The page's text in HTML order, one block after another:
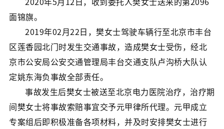
面锦旗。
2019年02月22日，樊女士驾驶车辆行至北京市丰台
区莲香园北门时发生交通事故，造成樊女士受伤，经北
京市公安局公安交通管理局丰台交通支队卢沟桥大队认
定姚东海负事故全部责任。
事故发生后樊女士被送至北京电力医院治疗，治疗期
间樊女士将事故索赔事宜交予元甲律所代理。元甲成立
专案组后即积极准备各项材料，并及时安排樊女士进行